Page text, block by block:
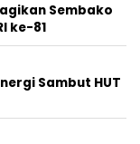
Sembako
ke-81
Sambut HUT